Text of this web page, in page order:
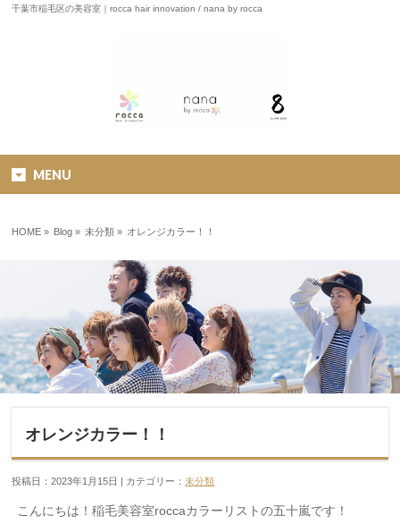
千葉市稲毛区の美容室｜rocca hair innovation / nana by rocca
MENU
HOME » Blog » 未分類 » オレンジカラー！！
オレンジカラー！！
投稿日：2023年1月15日 | カテゴリー：未分類
こんにちは！稲毛美容室roccaカラーリストの五十嵐です！